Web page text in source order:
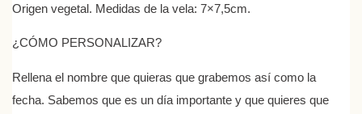
Origen vegetal. Medidas de la vela: 7×7,5cm.
¿CÓMO PERSONALIZAR?
Rellena el nombre que quieras que grabemos así como la
fecha. Sabemos que es un día importante y que quieres que